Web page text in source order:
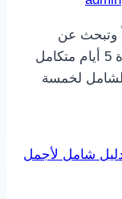
وتبحث عن
برنامج سياحي في إسطنبول لمدة 5 أيام متكامل
لخمسة